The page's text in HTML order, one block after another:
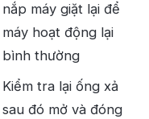
nắp máy giặt lại để
máy hoạt động lại
bình thường
Kiểm tra lại ống xả
sau đó mở và đóng